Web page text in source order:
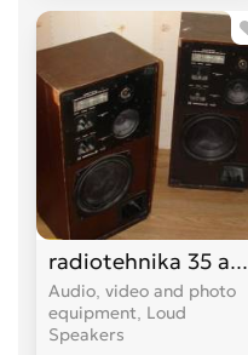
radiotehnika 35 ac-1
Audio, video and photo
equipment, Loud
Speakers